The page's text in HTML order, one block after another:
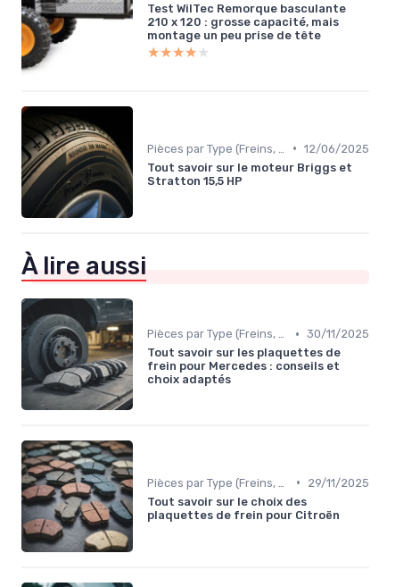
Test WilTec Remorque basculante
210 x 120 : grosse capacité, mais
montage un peu prise de tête
★★★★★
★★★★★
• 12/06/2025
Tout savoir sur le moteur Briggs et
Stratton 15,5 HP
À lire aussi
Pièces par Type (Freins, Moteur, etc.) • 30/11/2025
Tout savoir sur les plaquettes de
frein pour Mercedes : conseils et
choix adaptés
•
29/11/2025
Tout savoir sur le choix des
plaquettes de frein pour Citroën